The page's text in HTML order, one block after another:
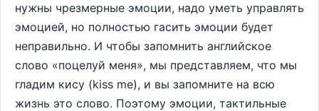
нужны чрезмерные эмоции, надо уметь управлять
эмоцией, но полностью гасить эмоции будет
неправильно. И чтобы запомнить английское
слово «поцелуй меня», мы представляем, что мы
гладим кису (kiss mе), и вы запомните на всю
жизнь это слово. Поэтому эмоции, тактильные